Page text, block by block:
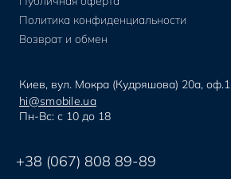
Политика конфиденциальности
Возврат и обмен
Киев, вул. Мокра (Кудряшова) 20а, оф.1
hi@smobile.ua
Пн-Вс: с 10 до 18
+38 (067) 808 89-89